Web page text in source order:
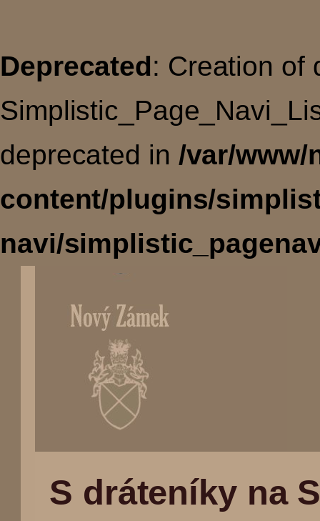
Deprecated: Creation of
deprecated in /var/www/
content/plugins/
navi/
(Přejít
navigaci)
S dráteníky na